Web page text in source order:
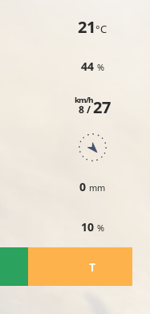
21°C
44 %
8 /
km/h27
0 mm
10 %
​T